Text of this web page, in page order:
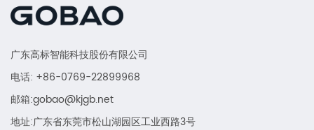
广东高标智能科技股份有限公司
电话: +86-0769-22899968
邮箱:gobao@kjgb.net
地址:广东省东莞市松山湖园区工业西路3号